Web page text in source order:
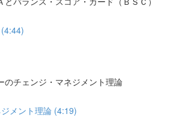
チェンジ・マネジメント理論
メント理論 (4:19)